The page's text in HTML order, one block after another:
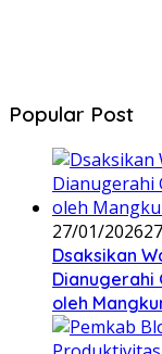
Popular Post
27/01/2026
‎Dsaksikan
Dianugerahi
oleh